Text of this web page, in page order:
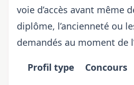
voie d’accès avant même
diplôme, l’ancienneté ou
demandés au moment de
Profil type Concours